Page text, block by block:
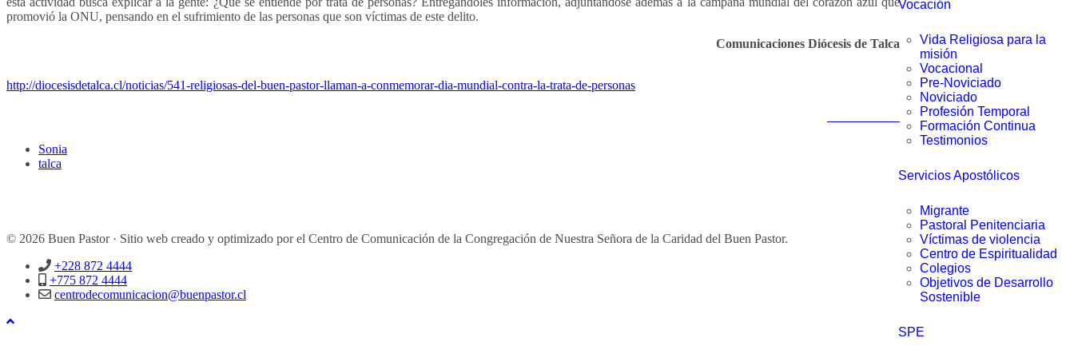
Vocación
Vida Religiosa para la
misión
Vocacional
Pre-Noviciado
Noviciado
Profesión Temporal
Formación Continua
Testimonios
Servicios Apostólicos
Migrante
Pastoral Penitenciaria
Víctimas de violencia
Centro de Espiritualidad
Colegios
Objetivos de Desarrollo
Sostenible
SPE
promovió la ONU, pensando en el sufrimiento de las personas que son víctimas de este delito.
Comunicaciones Diócesis de Talca
http://diocesisdetalca.cl/noticias/541-religiosas-del-buen-pastor-llaman-a-conmemorar-dia-mundial-contra-la-trata-de-personas
Sonia
talca
© 2026 Buen Pastor · Sitio web creado y optimizado por el Centro de Comunicación de la Congregación de Nuestra Señora de la Caridad del Buen Pastor.
+228 872 4444
+775 872 4444
centrodecomunicacion@buenpastor.cl